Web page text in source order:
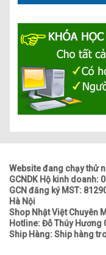
Website đang chạy thử
GCNDK Hộ kinh doanh:
GCN đăng ký MST:
Hà Nội
Shop Nhật Việt Chuyên
Hotline: Đỗ Thúy Hương
Ship Hàng: Ship hàng